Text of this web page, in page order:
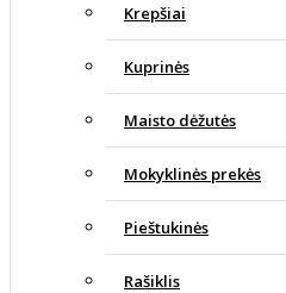
Krepšiai
Kuprinės
Maisto dėžutės
Mokyklinės prekės
Pieštukinės
Rašiklis